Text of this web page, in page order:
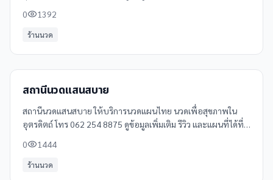
0 1392
ร้านนวด
สถานีนวดแสนสบาย
สถานีนวดแสนสบาย ให้บริการนวดแผนไทย นวดเพื่อสุขภาพใน
อุตรดิตถ์ โทร 062 254 8875 ดูข้อมูลเพิ่มเติม รีวิว และแผนที่ได้ที่
0 1444
ร้านนวด